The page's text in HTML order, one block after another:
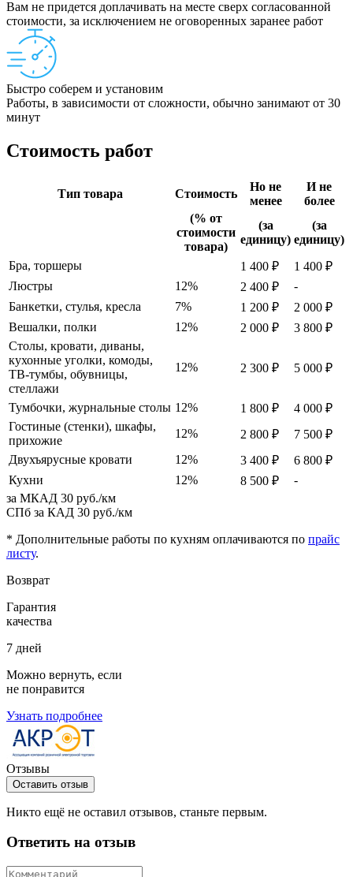
Вам не придется доплачивать на месте сверх согласованной
стоимости, за исключением не оговоренных заранее работ
Быстро соберем и установим
Работы, в зависимости от сложности, обычно занимают от 30
минут
Стоимость работ
Тип товара Стоимость
Но не
менее
И не
более
(% от
стоимости
товара)
(за
единицу)
(за
единицу)
Бра, торшеры
1 400 ₽
1 400 ₽
Люстры
12% 2 400 ₽
-
Банкетки, стулья, кресла
7% 1 200 ₽
2 000 ₽
Вешалки, полки
12% 2 000 ₽
3 800 ₽
Столы, кровати, диваны,
кухонные уголки, комоды,
ТВ-тумбы, обувницы,
стеллажи
12% 2 300 ₽ 5 000 ₽
Тумбочки, журнальные столы 12% 1 800 ₽
4 000 ₽
Гостиные (стенки), шкафы,
прихожие
12% 2 800 ₽
7 500 ₽
Двухъярусные кровати
12% 3 400 ₽
6 800 ₽
Кухни
12% 8 500 ₽
-
за МКАД 30 руб./км
СПб за КАД 30 руб./км
* Дополнительные работы по кухням оплачиваются по прайс
листу.
Возврат
Гарантия
качества
7 дней
Можно вернуть, если
не понравится
Узнать подробнее
Отзывы
Оставить отзыв
Никто ещё не оставил отзывов, станьте первым.
Ответить на отзыв